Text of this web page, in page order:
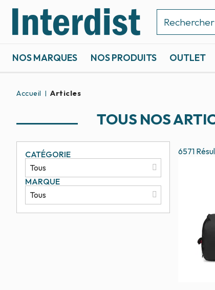
NOS MARQUES NOS PRODUITS OUTLET
Accueil Articles
TOUS NOS
CATÉGORIE
MARQUE
6571